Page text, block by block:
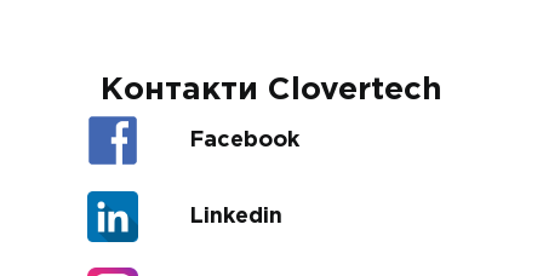
Контакти Clovertech
Facebook
Linkedin